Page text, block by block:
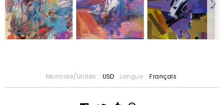
Monnaie/Unités : USD Langue : Français